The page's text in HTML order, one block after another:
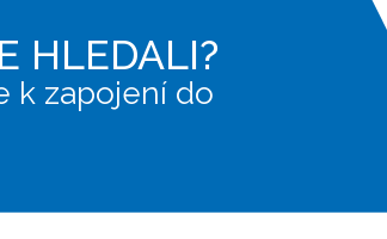
HLEDALI?
k zapojení do